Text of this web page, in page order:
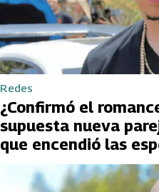
Redes
¿Confirmó el
supuesta nueva
que encendió las